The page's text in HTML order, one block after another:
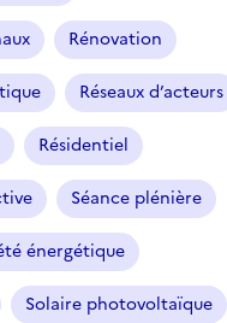
Rénovation
Réseaux d’acteurs
Résidentiel
Séance plénière
énergétique
Solaire photovoltaïque